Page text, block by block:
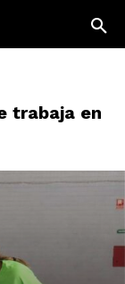
trabaja en